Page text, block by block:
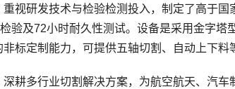
研发技术与检验检测投入，制定了高于国
验及72小时耐久性测试。设备是采用金字
标定制能力，可提供五轴切割、自动上下料
多行业切割解决方案，为航空航天、汽车